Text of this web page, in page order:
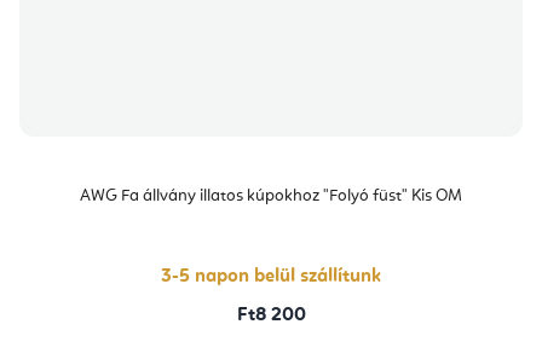
AWG Fa állvány illatos kúpokhoz "Folyó füst" Kis OM
3-5 napon belül szállítunk
Ft8 200